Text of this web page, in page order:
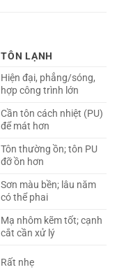
TÔN LẠNH
Hiện đại, phẳng/sóng,
hợp công trình lớn
Cần tôn cách nhiệt (PU)
để mát hơn
Tôn thường ồn; tôn PU
đỡ ồn hơn
Sơn màu bền; lâu năm
có thể phai
Mạ nhôm kẽm tốt; cạnh
cắt cần xử lý
Rất nhẹ